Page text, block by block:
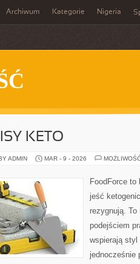
Archiwum Kategorie Nigeria
KETO
ADMIN MAR - 9 - 2026
FoodForce
jeść
rezygnują.
podejściem
wspierają styl
jednocześnie